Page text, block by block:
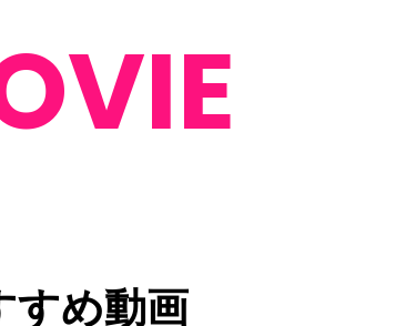
すめ動画